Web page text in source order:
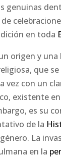
genuinas
en toda
origen y una
que se
vez con un
existente
es su
de la
La
en la